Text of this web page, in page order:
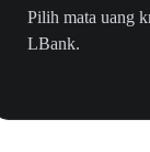
Pilih mata uang
LBank.